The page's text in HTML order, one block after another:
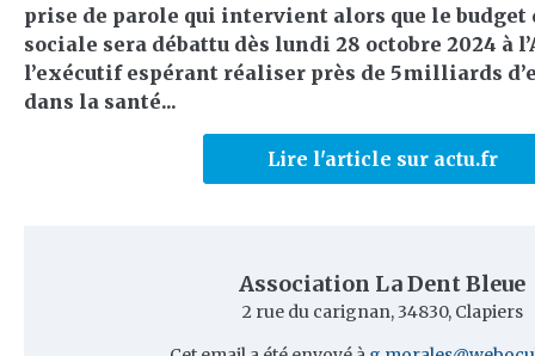
prise de parole qui intervient alors que le budget
sociale sera débattu dès lundi 28 octobre 2024 à
l’exécutif espérant réaliser près de 5 milliards
dans la santé...
Lire l'article sur actu.fr
Association La Dent Bleue
2 rue du carignan, 34830, Clapiers